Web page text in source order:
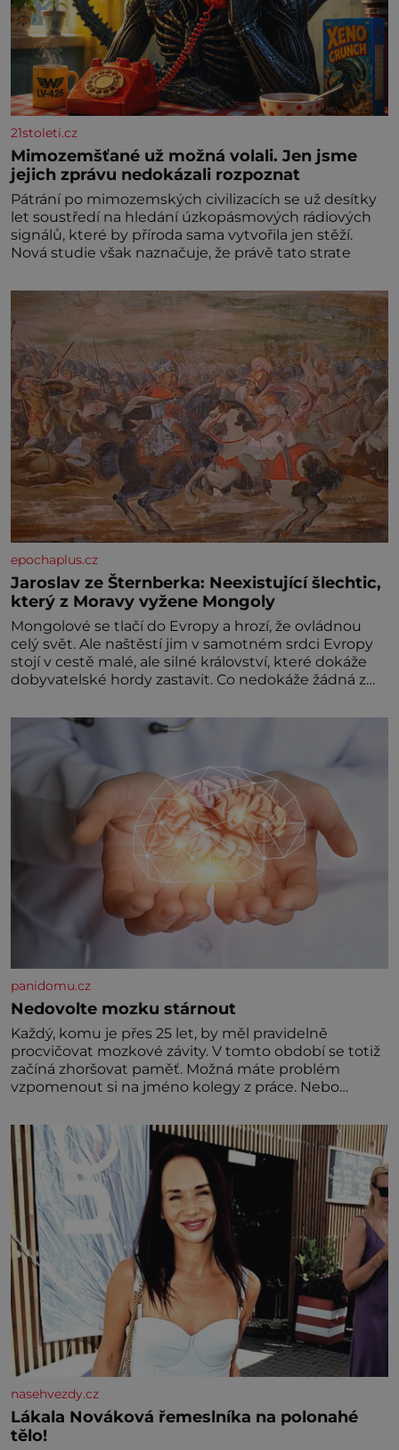
21stoleti.cz
Mimozemšťané už možná volali. Jen jsme
jejich zprávu nedokázali rozpoznat
Pátrání po mimozemských civilizacích se už desítky
let soustředí na hledání úzkopásmových rádiových
signálů, které by příroda sama vytvořila jen stěží.
Nová studie však naznačuje, že právě tato strate
epochaplus.cz
Jaroslav ze Šternberka: Neexistující šlechtic,
který z Moravy vyžene Mongoly
Mongolové se tlačí do Evropy a hrozí, že ovládnou
celý svět. Ale naštěstí jim v samotném srdci Evropy
stojí v cestě malé, ale silné království, které dokáže
dobyvatelské hordy zastavit. Co nedokáže žádná z
král. Nebo že by ne? Mongolové od roku 1223
postupují podél Kaspického a Azovského moře,
panidomu.cz
Nedovolte mozku stárnout
Každý, komu je přes 25 let, by měl pravidelně
procvičovat mozkové závity. V tomto období se totiž
začíná zhoršovat paměť. Možná máte problém
vzpomenout si na jméno kolegy z práce. Nebo
nedávno přečetli. Je to opravdu tak, s věkem jako
kdyby se paměť rozhodla stávkovat. Cvičte
nasehvezdy.cz
Lákala Nováková řemeslníka na polonahé
tělo!